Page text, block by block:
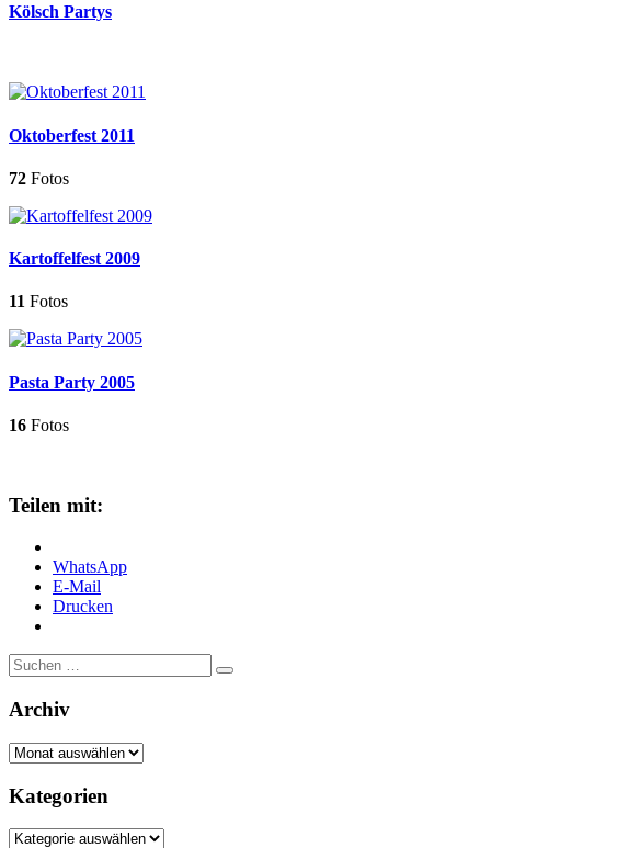
Kölsch Partys
Oktoberfest 2011
72 Fotos
Kartoffelfest 2009
11 Fotos
Pasta Party 2005
16 Fotos
Teilen mit:
WhatsApp
E-Mail
Drucken
Suche
nach:
Archiv
Archiv
Kategorien
Kategorien